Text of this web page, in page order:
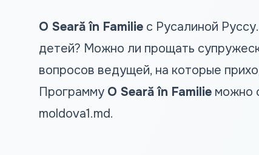
O Seară în Familie с Русалиной
детей? Можно ли прощать
вопросов ведущей, на которые
Программу O Seară în Familie можно
moldova1.md.